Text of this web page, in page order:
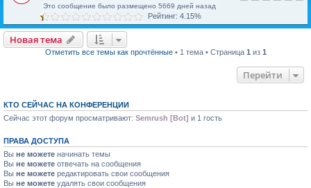
Это сообщение было размещено 5669 дней назад
Рейтинг: 4.15%
Новая тема
Отметить все темы как прочтённые• 1 тема • Страница 1 из 1
Перейти
КТО СЕЙЧАС НА КОНФЕРЕНЦИИ
Сейчас этот форум просматривают: Semrush [Bot] и 1 гость
ПРАВА ДОСТУПА
Вы не можете начинать темы
Вы не можете отвечать на сообщения
Вы не можете редактировать свои сообщения
Вы не можете удалять свои сообщения